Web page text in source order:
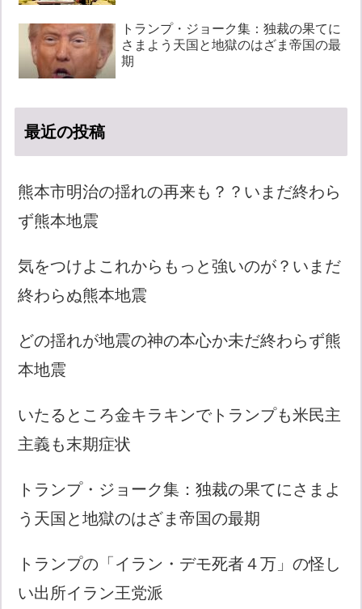
トランプ・ジョーク集：独裁の果てに
さまよう天国と地獄のはざま帝国の最
期
最近の投稿
熊本市明治の揺れの再来も？？いまだ終わら
ず熊本地震
気をつけよこれからもっと強いのが？いまだ
終わらぬ熊本地震
どの揺れが地震の神の本心か未だ終わらず熊
本地震
いたるところ金キラキンでトランプも米民主
主義も末期症状
トランプ・ジョーク集：独裁の果てにさまよ
う天国と地獄のはざま帝国の最期
トランプの「イラン・デモ死者４万」の怪し
い出所イラン王党派